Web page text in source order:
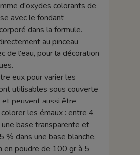
d'oxydes colorants de
avec le fondant
dans la formule.
au pinceau
de l'eau, pour la décoration
eux pour varier les
utilisables sous couverte
et peuvent aussi être
les émaux : entre 4
base transparente et
% dans une base blanche.
en poudre de 100 gr à 5